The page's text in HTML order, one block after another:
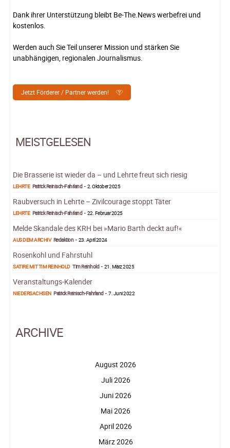
Dank ihrer Unterstützung bleibt Be-The.News werbefrei und
kostenlos.
Werden auch Sie Teil unserer Mission und stärken Sie
unabhängigen, regionalen Journalismus.
Jetzt Förderer / Partner werden!
MEISTGELESEN
Die Brasserie ist wieder da – und Lehrte freut sich riesig
LEHRTE Patrick Reinisch-Fahrland - 2. Oktober 2025
Raubversuch in Lehrte – Zivilcourage stoppt Täter
LEHRTE Patrick Reinisch-Fahrland - 22. Februar 2025
Melde Skandale des KRH bei »Mario Barth deckt auf!«
AUS DEM ARCHIV Redaktion - 23. April 2024
Rosenkohl und Fahrstuhl
SATIRE MIT TIM REINHOLD Tim Reinhold - 21. März 2025
Veranstaltungs-Kalender
NIEDERSACHSEN Patrick Reinisch-Fahrland - 7. Juni 2022
ARCHIVE
August 2026
Juli 2026
Juni 2026
Mai 2026
April 2026
März 2026